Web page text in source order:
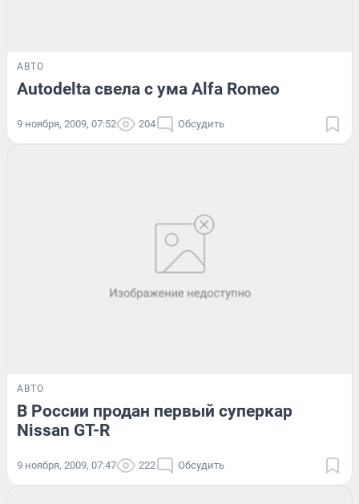
АВТО
Autodelta свела с ума Alfa Romeo
9 ноября, 2009, 07:52 204 Обсудить
АВТО
В России продан первый суперкар
Nissan GT-R
9 ноября, 2009, 07:47 222 Обсудить